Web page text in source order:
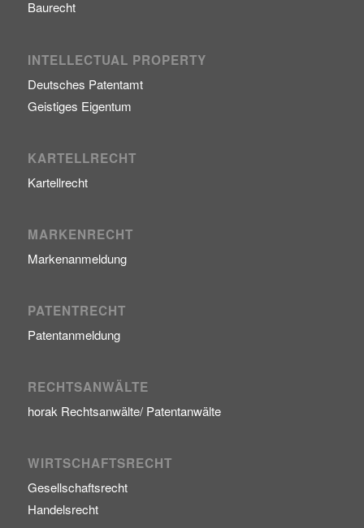
Baurecht
INTELLECTUAL PROPERTY
Deutsches Patentamt
Geistiges Eigentum
KARTELLRECHT
Kartellrecht
MARKENRECHT
Markenanmeldung
PATENTRECHT
Patentanmeldung
RECHTSANWÄLTE
horak Rechtsanwälte/ Patentanwälte
WIRTSCHAFTSRECHT
Gesellschaftsrecht
Handelsrecht